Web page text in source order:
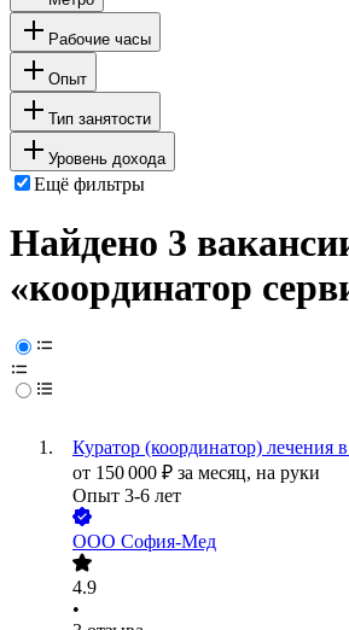
Рабочие часы
Опыт
Тип занятости
Уровень дохода
Ещё фильтры
Найдено 3
«координатор
Куратор (координатор) лечения
от 150 000 ₽ за месяц, на руки
Опыт 3-6 лет
ООО София-Мед
4.9
•